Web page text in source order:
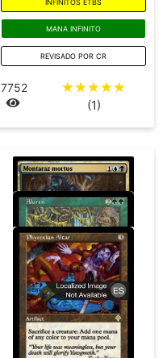
7752 ☆☆☆☆☆
(1)
MANA INFINITO
REVISADO POR CR